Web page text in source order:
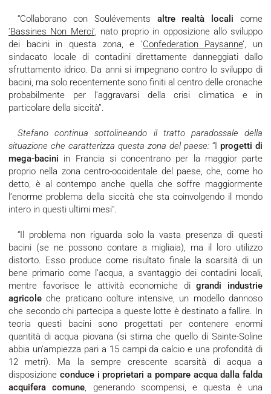
“Collaborano con Soulévements altre realtà locali come
'Bassines Non Merci’, nato proprio in opposizione allo sviluppo
dei bacini in questa zona, e ‘Confederation Paysanne’, un
sindacato locale di contadini direttamente danneggiati dallo
sfruttamento idrico. Da anni si impegnano contro lo sviluppo di
bacini, ma solo recentemente sono finiti al centro delle cronache
probabilmente per l’aggravarsi della crisi climatica e in
particolare della siccità”.
Stefano continua sottolineando il tratto paradossale della
situazione che caratterizza questa zona del paese: “I progetti di
mega-bacini in Francia si concentrano per la maggior parte
proprio nella zona centro-occidentale del paese, che, come ho
detto, è al contempo anche quella che soffre maggiormente
l’enorme problema della siccità che sta coinvolgendo il mondo
intero in questi ultimi mesi".
“Il problema non riguarda solo la vasta presenza di questi
bacini (se ne possono contare a migliaia), ma il loro utilizzo
distorto. Esso produce come risultato finale la scarsità di un
bene primario come l’acqua, a svantaggio dei contadini locali,
mentre favorisce le attività economiche digrandi industrie
agricole che praticano colture intensive, un modello dannoso
che secondo chi partecipa a queste lotte è destinato a fallire. In
teoria questi bacini sono progettati per contenere enormi
quantità di acqua piovana (si stima che quello di Sainte-Soline
abbia un’ampiezza pari a 15 campi da calcio e una profondità di
12 metri). Ma la sempre crescente scarsità di acqua a
disposizione conduce i proprietari a pompare acqua dalla falda
acquifera comune, generando scompensi, e questa è una